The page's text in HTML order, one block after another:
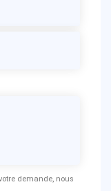
demande, nous